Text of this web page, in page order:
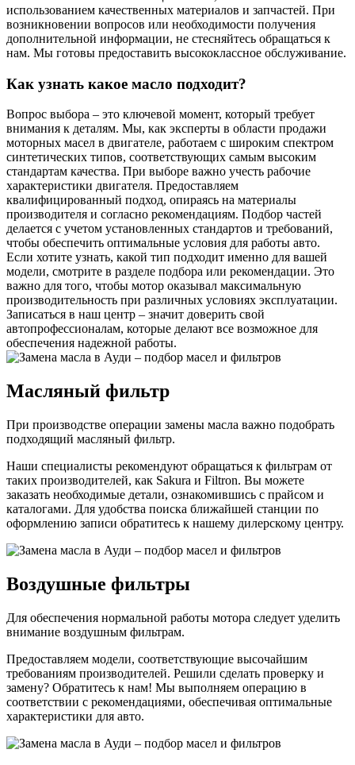
использованием качественных материалов и запчастей. При
возникновении вопросов или необходимости получения
дополнительной информации, не стесняйтесь обращаться к
нам. Мы готовы предоставить высококлассное обслуживание.
Как узнать какое масло подходит?
Вопрос выбора – это ключевой момент, который требует
внимания к деталям. Мы, как эксперты в области продажи
моторных масел в двигателе, работаем с широким спектром
синтетических типов, соответствующих самым высоким
стандартам качества. При выборе важно учесть рабочие
характеристики двигателя. Предоставляем
квалифицированный подход, опираясь на материалы
производителя и согласно рекомендациям. Подбор частей
делается с учетом установленных стандартов и требований,
чтобы обеспечить оптимальные условия для работы авто.
Если хотите узнать, какой тип подходит именно для вашей
модели, смотрите в разделе подбора или рекомендации. Это
важно для того, чтобы мотор оказывал максимальную
производительность при различных условиях эксплуатации.
Записаться в наш центр – значит доверить свой
автопрофессионалам, которые делают все возможное для
обеспечения надежной работы.
Масляный фильтр
При производстве операции замены масла важно подобрать
подходящий масляный фильтр.
Наши специалисты рекомендуют обращаться к фильтрам от
таких производителей, как Sakura и Filtron. Вы можете
заказать необходимые детали, ознакомившись с прайсом и
каталогами. Для удобства поиска ближайшей станции по
оформлению записи обратитесь к нашему дилерскому центру.
Воздушные фильтры
Для обеспечения нормальной работы мотора следует уделить
внимание воздушным фильтрам.
Предоставляем модели, соответствующие высочайшим
требованиям производителей. Решили сделать проверку и
замену? Обратитесь к нам! Мы выполняем операцию в
соответствии с рекомендациями, обеспечивая оптимальные
характеристики для авто.